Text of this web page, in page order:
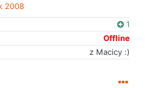
2008
1
Offline
z Macicy :)